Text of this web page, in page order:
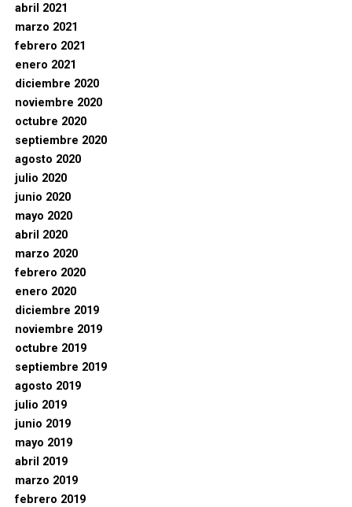
abril 2021
marzo 2021
febrero 2021
enero 2021
diciembre 2020
noviembre 2020
octubre 2020
septiembre 2020
agosto 2020
julio 2020
junio 2020
mayo 2020
abril 2020
marzo 2020
febrero 2020
enero 2020
diciembre 2019
noviembre 2019
octubre 2019
septiembre 2019
agosto 2019
julio 2019
junio 2019
mayo 2019
abril 2019
marzo 2019
febrero 2019